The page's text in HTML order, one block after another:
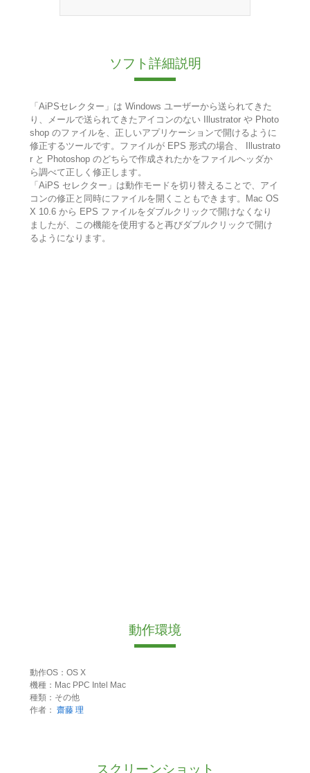
ソフト詳細説明
「AiPSセレクター」は Windows ユーザーから送られてきた
り、メールで送られてきたアイコンのない Illustrator や Photo
shop のファイルを、正しいアプリケーションで開けるように
修正するツールです。ファイルが EPS 形式の場合、 Illustrato
r と Photoshop のどちらで作成されたかをファイルヘッダか
ら調べて正しく修正します。
「AiPS セレクター」は動作モードを切り替えることで、アイ
コンの修正と同時にファイルを開くこともできます。Mac OS
X 10.6 から EPS ファイルをダブルクリックで開けなくなり
ましたが、この機能を使用すると再びダブルクリックで開け
るようになります。
動作環境
動作OS：OS X
機種：Mac PPC Intel Mac
種類：その他
作者： 齋藤 理
スクリーンショット